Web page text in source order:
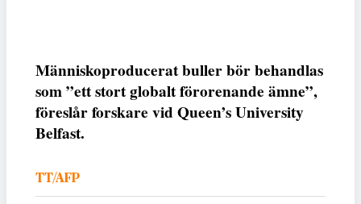
Människoproducerat buller bör behandlas
som ”ett stort globalt förorenande ämne”,
föreslår forskare vid Queen’s University
Belfast.
TT/AFP